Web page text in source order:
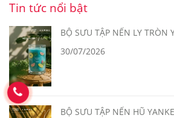
Tin tức nổi bật
BỘ SƯU TẬP NẾN LY TRÒN
30/07/2026
BỘ SƯU TẬP NẾN HŨ